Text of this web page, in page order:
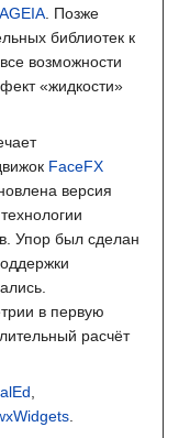
AGEIA. Позже
библиотек к
возможности
«жидкости»
FaceFX
версия
Упор был сделан
в первую
расчёт
,
.